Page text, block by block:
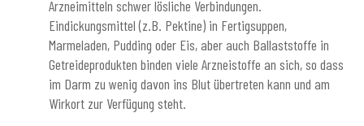
Arzneimitteln schwer lösliche Verbindungen.
Eindickungsmittel (z.B. Pektine) in Fertigsuppen,
Marmeladen, Pudding oder Eis, aber auch Ballaststoffe in
Getreideprodukten binden viele Arzneistoffe an sich, so dass
im Darm zu wenig davon ins Blut übertreten kann und am
Wirkort zur Verfügung steht.